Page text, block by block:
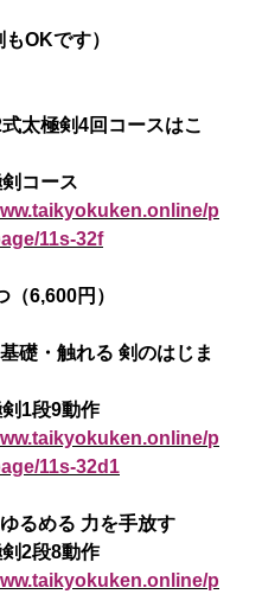
OKです）
太極剣4回コースはこ
コース
p
11s-32f
（6,600円）
礎・触れる 剣のはじま
1段9動作
p
11s-32d1
るめる 力を手放す
2段8動作
p